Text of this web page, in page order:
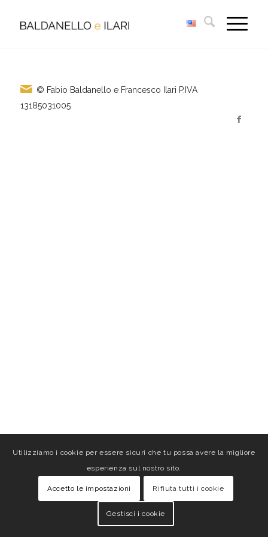
© Fabio Baldanello e Francesco Ilari P.IVA
13185031005
Utilizziamo i cookie per essere sicuri che tu possa avere la migliore
esperienza sul nostro sito.
Accetto le impostazioni Rifiuta tutti i cookie
Gestisci i cookie